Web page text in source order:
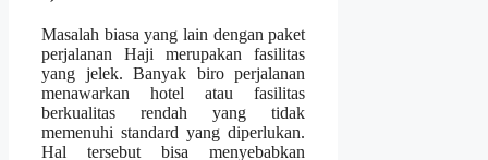
Masalah biasa yang lain dengan paket
perjalanan Haji merupakan fasilitas
yang jelek. Banyak biro perjalanan
menawarkan hotel atau fasilitas
berkualitas rendah yang tidak
memenuhi standard yang diperlukan.
Hal tersebut bisa menyebabkan